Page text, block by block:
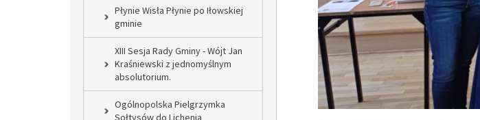
Płynie Wisła Płynie po Iłowskiej
gminie
XIII Sesja Rady Gminy - Wójt Jan
Kraśniewski z jednomyślnym
absolutorium.
Ogólnopolska Pielgrzymka
Sołtysów do Lichenia